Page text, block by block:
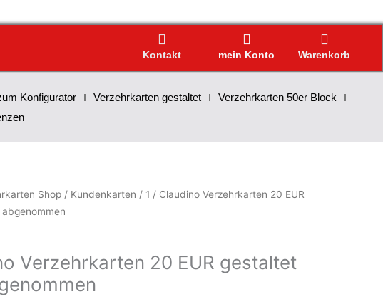
Warenkorb
Kontakt mein Konto
Konfigurator Verzehrkarten gestaltet
Verzehrkarten 50er Block
Shop / Kundenkarten / 1 / Claudino Verzehrkarten 20 EUR
Verzehrkarten 20 EUR gestaltet